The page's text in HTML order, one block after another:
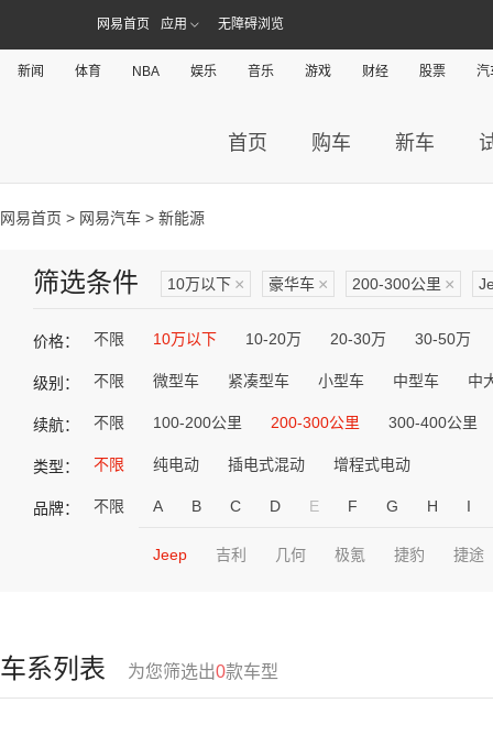
网易首页 应用 无障碍浏览
新闻 体育 NBA 娱乐 音乐 游戏 财经 股票 汽
首页 购车 新车
网易首页 > 网易汽车 > 新能源
筛选条件 10万以下 × 豪华车 × 200-300公里 ×
价格： 不限 10万以下 10-20万 20-30万 30-50万
级别： 不限 微型车 紧凑型车 小型车 中型车 中
续航： 不限 100-200公里 200-300公里 300-400公里
类型： 不限 纯电动 插电式混动 增程式电动
品牌： 不限 A B C D E F G H I
Jeep 吉利 几何 极氪 捷豹 捷途
车系列表 为您筛选出0款车型